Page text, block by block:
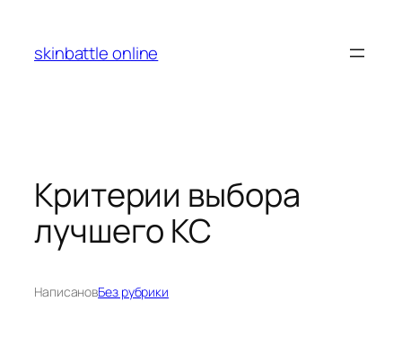
содержимому
skinbattle online
Критерии выбора
лучшего КС
НаписановБез рубрики